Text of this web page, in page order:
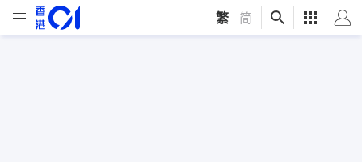
繁 简